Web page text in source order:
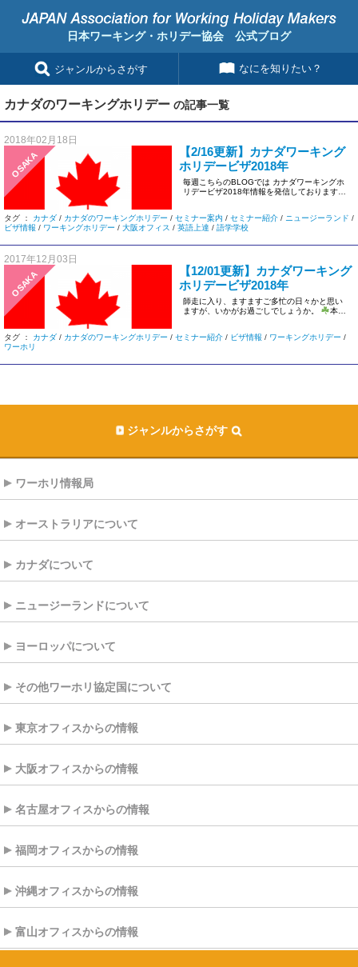
日本ワーキング・ホリデー協会 公式ブログ
ジャンルからさがす なにを知りたい？
カナダのワーキングホリデー の記事一覧
2018年02月18日
OSAKA
【2/16更新】カナダワーキング
ホリデービザ2018年
毎週こちらのBLOGでは カナダワーキングホ
リデービザ2018年情報を発信しております！
タグ ： カナダ / カナダのワーキングホリデー / セミナー案内 / セミナー紹介 / ニュージーランド /
ビザ情報 / ワーキングホリデー / 大阪オフィス / 英語上達 / 語学学校
2017年12月03日
OSAKA
【12/01更新】カナダワーキング
ホリデービザ2018年
師走に入り、ますますご多忙の日々かと思い
ますが、いかがお過ごしでしょうか。
本日
タグ ： カナダ / カナダのワーキングホリデー / セミナー紹介 / ビザ情報 / ワーキングホリデー /
ワーホリ
ジャンルからさがす
ワーホリ情報局
オーストラリアについて
カナダについて
ニュージーランドについて
ヨーロッパについて
その他ワーホリ協定国について
東京オフィスからの情報
大阪オフィスからの情報
名古屋オフィスからの情報
福岡オフィスからの情報
沖縄オフィスからの情報
富山オフィスからの情報